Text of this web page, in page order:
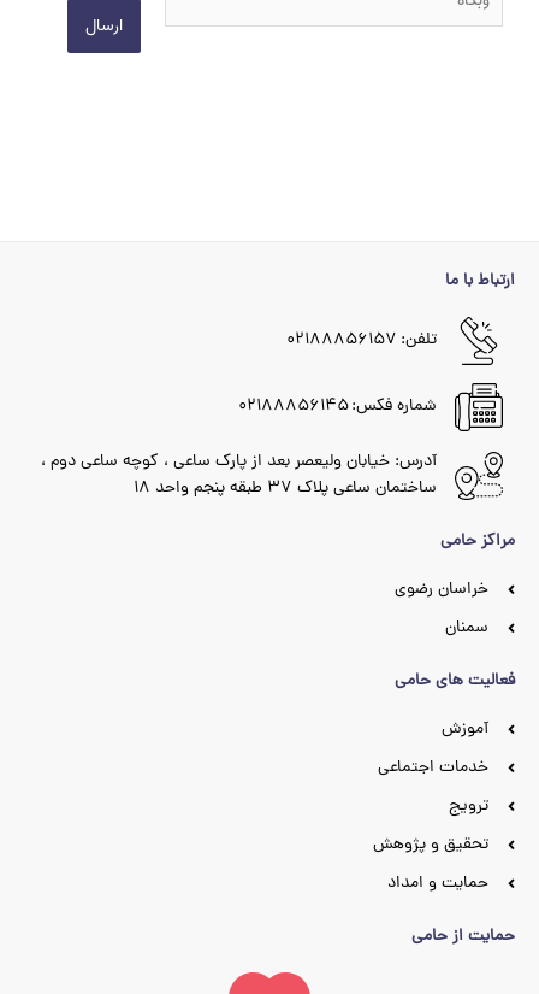
ارتباط با ما
تلفن: ۰۲۱۸۸۸۵۶۱۵۷
شماره فکس: ۰۲۱۸۸۸۵۶۱۴۵
آدرس: خیابان ولیعصر بعد از پارک ساعی ، کوچه ساعی دوم ،
ساختمان ساعی پلاک ۳۷ طبقه پنجم واحد ۱۸
مراکز حامی
خراسان رضوی
سمنان
فعالیت های حامی
آموزش
خدمات اجتماعی
ترویج
تحقیق و پژوهش
حمایت و امداد
حمایت از حامی